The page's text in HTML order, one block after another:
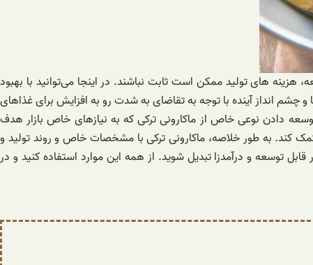
های تولید ممکن است ثابت نباشند. در اینجا می‌توانید با بهبود
انداز آینده با توجه به تقاضای به شدت رو به افزایش برای غذاهای
دادن نوعی خاص از ماکارونی ترکی که به نیازهای خاص بازار هدف
کند. به طور خلاصه، ماکارونی ترکی با مشخصات خاص و روند تولید و
توسعه و درآمدزا تبدیل شوید. از همه این موارد استفاده کنید و در